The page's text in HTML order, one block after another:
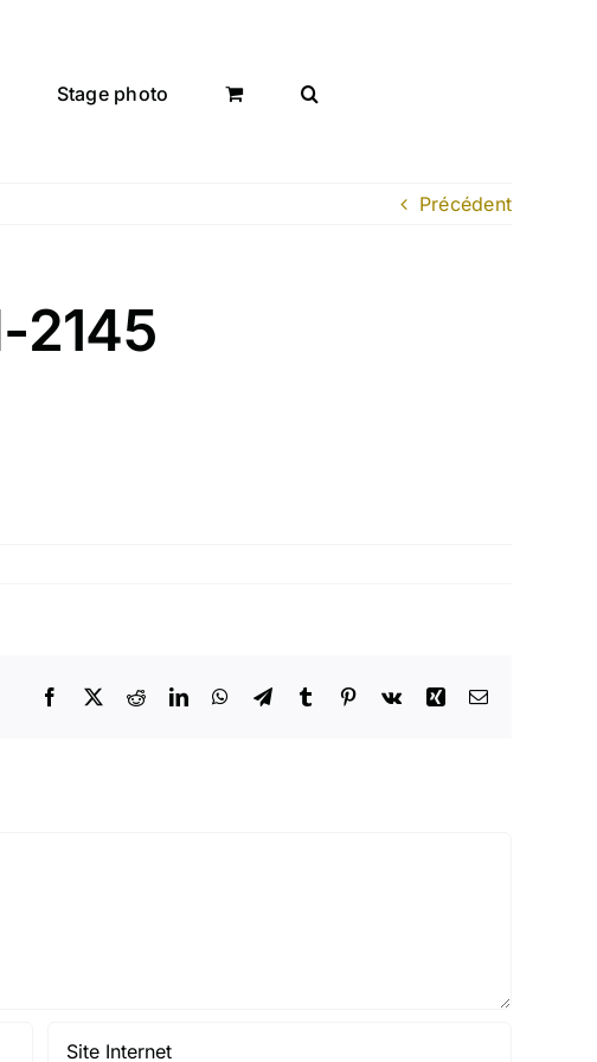
Stage photo
Précédent
2145
Facebook
X RedditLinkedInWhatsApp
TelegramTumblr Pinterest
Vk Xing Email